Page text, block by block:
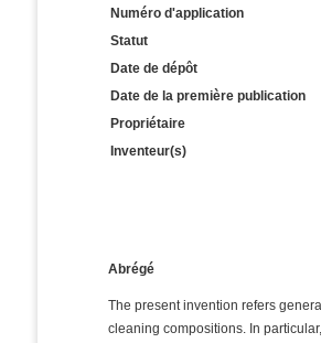
Numéro d'application
Statut
Date de dépôt
Date de la première publication
Propriétaire
Inventeur(s)
Abrégé
The present invention refers
cleaning compositions. In